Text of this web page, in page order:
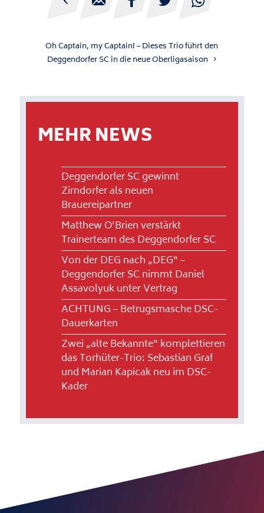
Oh Captain, my Captain! – Dieses Trio führt den
Deggendorfer SC in die neue Oberligasaison
MEHR NEWS
Deggendorfer SC gewinnt
Zirndorfer als neuen
Brauereipartner
Matthew O’Brien verstärkt
Trainerteam des Deggendorfer SC
Von der DEG nach „DEG“ –
Deggendorfer SC nimmt Daniel
Assavolyuk unter Vertrag
ACHTUNG – Betrugsmasche DSC-
Dauerkarten
Zwei „alte Bekannte“ komplettieren
das Torhüter-Trio: Sebastian Graf
und Marian Kapicak neu im DSC-
Kader